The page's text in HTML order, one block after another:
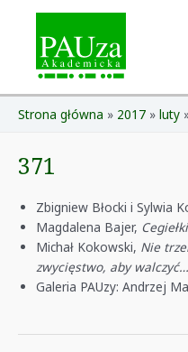
Strona główna 2017 luty
371
Zbigniew Błocki i Sylwia
Magdalena Bajer,
Michał Kokowski, Nie
zwycięstwo, aby walczyć…
Galeria PAUzy: Andrzej